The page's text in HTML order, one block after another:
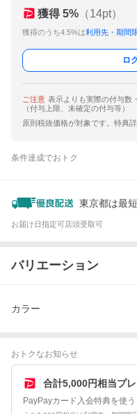
獲得 5% （14pt）
獲得のうち4.5%は利用先・期間
ロ
ご注意 表示よりも実際の付与数
（付与上限、未確定の付与等）
原則税抜価格が対象です。特典
条件達成でおトク
東京都は最
お届け日指定可 店頭受取可
バリエーション
カラー
おトクなお知らせ
合計5,000円相当プレ
PayPayカード入会特典を使う